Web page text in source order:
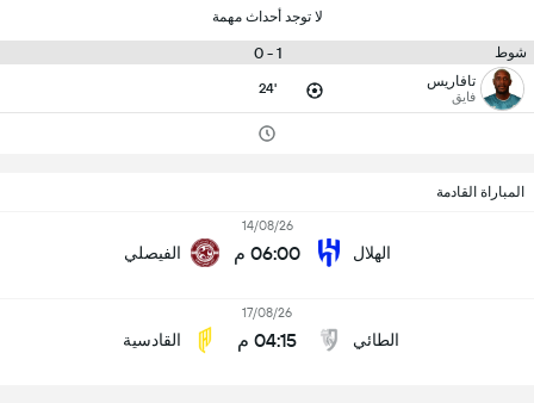
لا توجد أحداث مهمة
شوط 1 - 0
تافاريس
فايق 24'
المباراة القادمة
الهلال
14/08/26
06:00 م الفيصلي
الطائي
17/08/26
04:15 م القادسية